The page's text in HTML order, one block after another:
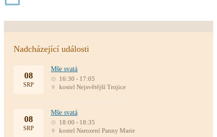
Nadcházející události
08
SRP
Mše svatá
16:30 - 17:05
kostel Nejsvětější Trojice
08
SRP
Mše svatá
18:00 - 18:35
kostel Narození Panny Marie